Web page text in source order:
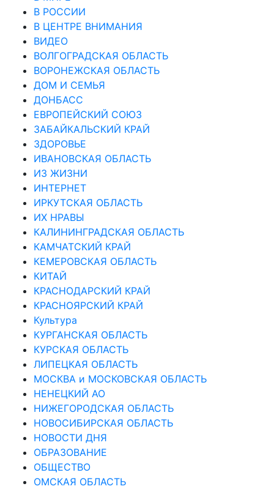
В РОССИИ
В ЦЕНТРЕ ВНИМАНИЯ
ВИДЕО
ВОЛГОГРАДСКАЯ ОБЛАСТЬ
ВОРОНЕЖСКАЯ ОБЛАСТЬ
ДОМ И СЕМЬЯ
ДОНБАСС
ЕВРОПЕЙСКИЙ СОЮЗ
ЗАБАЙКАЛЬСКИЙ КРАЙ
ЗДОРОВЬЕ
ИВАНОВСКАЯ ОБЛАСТЬ
ИЗ ЖИЗНИ
ИНТЕРНЕТ
ИРКУТСКАЯ ОБЛАСТЬ
ИХ НРАВЫ
КАЛИНИНГРАДCКАЯ ОБЛАСТЬ
КАМЧАТСКИЙ КРАЙ
КЕМЕРОВСКАЯ ОБЛАСТЬ
КИТАЙ
КРАСНОДАРСКИЙ КРАЙ
КРАСНОЯРСКИЙ КРАЙ
Культура
КУРГАНСКАЯ ОБЛАСТЬ
КУРСКАЯ ОБЛАСТЬ
ЛИПЕЦКАЯ ОБЛАСТЬ
МОСКВА и МОСКОВСКАЯ ОБЛАСТЬ
НЕНЕЦКИЙ АО
НИЖЕГОРОДСКАЯ ОБЛАСТЬ
НОВОСИБИРСКАЯ ОБЛАСТЬ
НОВОСТИ ДНЯ
ОБРАЗОВАНИЕ
ОБЩЕСТВО
ОМСКАЯ ОБЛАСТЬ